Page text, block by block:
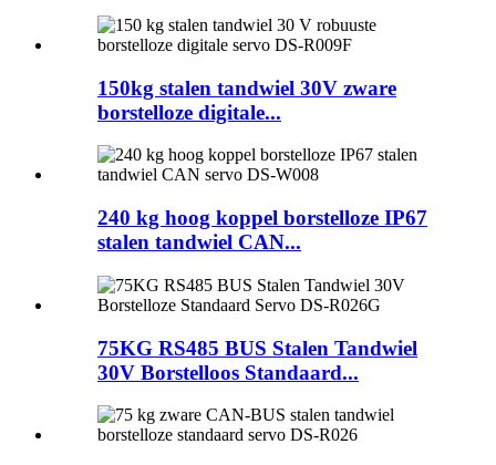
150kg stalen tandwiel 30V zware
borstelloze digitale...
240 kg hoog koppel borstelloze IP67
stalen tandwiel CAN...
75KG RS485 BUS Stalen Tandwiel
30V Borstelloos Standaard...